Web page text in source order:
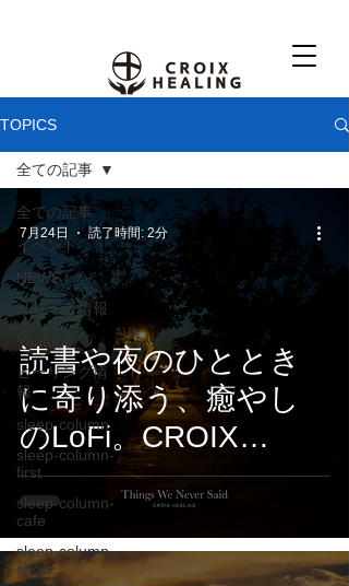
TOPICS
全ての記事
イベント
NEWS
リリース情報
ヒーリング情
報
sleep-column
sleep-column-
first
sleep-column-
cafe
sleep-column-
short
全ての記事
読書や夜のひととき
に寄り添う、癒やし
のLoFi。CROIX
HEALING『Things
We Never Said』7月
24日配信開始
7月24日 読了時間: 2分